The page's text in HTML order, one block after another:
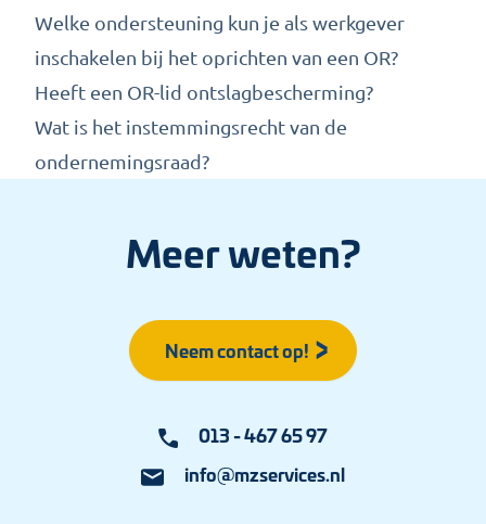
Welke ondersteuning kun je als werkgever
inschakelen bij het oprichten van een OR?
Heeft een OR-lid ontslagbescherming?
Wat is het instemmingsrecht van de
ondernemingsraad?
Meer weten?
Neem contact op!
013 - 467 65 97
info@mzservices.nl